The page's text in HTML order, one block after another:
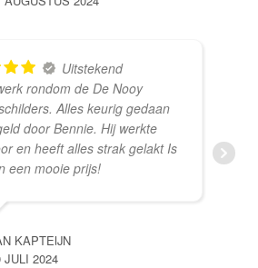
Uitstekend
rondom de De Nooy
Alles keurig gedaan
door Bennie. Hij werkte
en heeft alles strak gelakt Is
een mooie prijs!
KAPTEIJN
JULI 2024